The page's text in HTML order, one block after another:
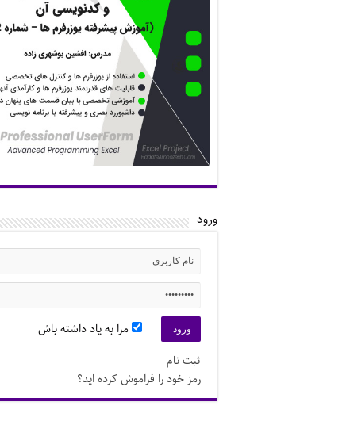
ورود
مرا به یاد داشته باش
ثبت نام
رمز خود را فراموش کرده اید؟